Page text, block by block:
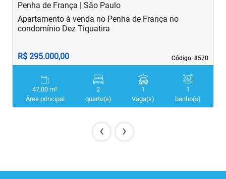
Penha de França | São Paulo
Código. 8570
Código. 8570
Apartamento à venda no Penha de França no
condomínio Dez Tiquatira
R$ 295.000,00
47,00 m²
Área principal
2
quarto(s)
1
Vaga(s)
1
banho(s)
‹ ›